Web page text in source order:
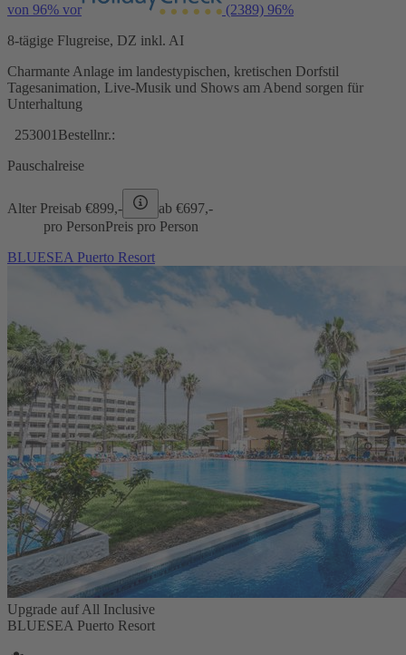
von 96% vor (2389) 96%
8-tägige Flugreise, DZ inkl. AI
Charmante Anlage im landestypischen, kretischen Dorfstil
Tagesanimation, Live-Musik und Shows am Abend sorgen für
Unterhaltung
253001 Bestellnr.:
Pauschalreise
Alter Preisab €899,- ab €697,-
pro PersonPreis pro Person
BLUESEA Puerto Resort
Upgrade auf All Inclusive
BLUESEA Puerto Resort